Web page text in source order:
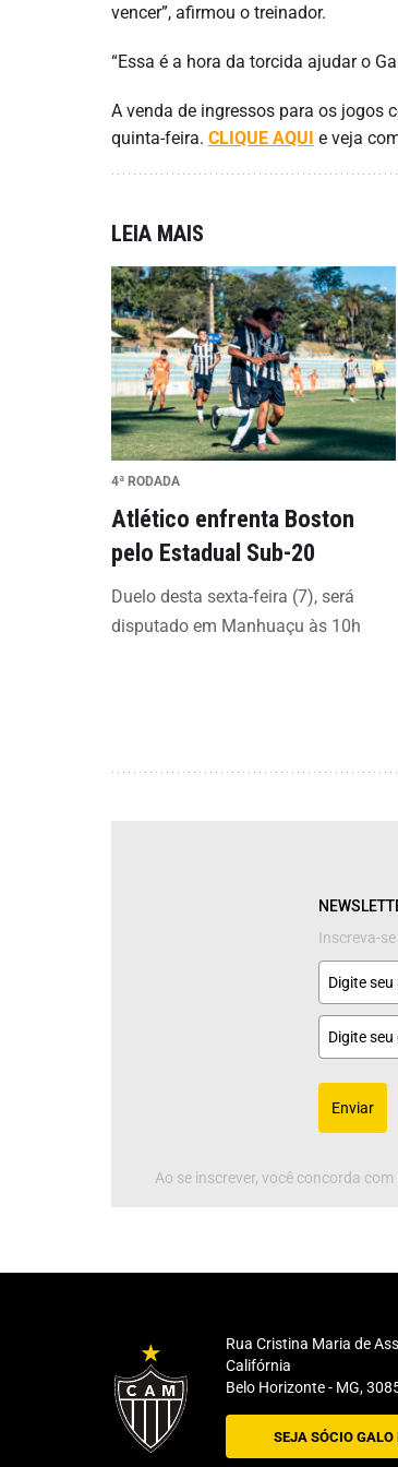
vencer”, afirmou o treinador.
“Essa é a hora da torcida ajudar o
A venda de ingressos para os jogos
quinta-feira. CLIQUE AQUI e veja
LEIA MAIS
4ª RODADA
Atlético enfrenta Boston
pelo Estadual Sub-20
Duelo desta sexta-feira (7), será
disputado em Manhuaçu às 10h
Inscreva-
Enviar
Ao se inscrever, você concorda
Rua Cristina Maria de
Califórnia
Belo Horizonte - MG,
SEJA SÓCIO